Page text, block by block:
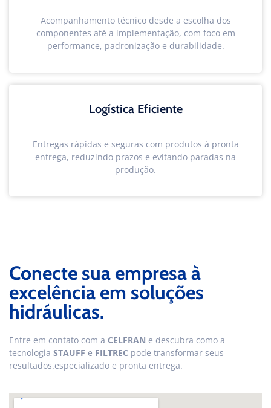
Acompanhamento técnico desde a escolha dos
componentes até a implementação, com foco em
performance, padronização e durabilidade.
Logística Eficiente
Entregas rápidas e seguras com produtos à pronta
entrega, reduzindo prazos e evitando paradas na
produção.
Conecte sua empresa à
excelência em soluções
hidráulicas.
Entre em contato com a CELFRAN e descubra como a
tecnologia STAUFF e FILTREC pode transformar seus
resultados.especializado e pronta entrega.